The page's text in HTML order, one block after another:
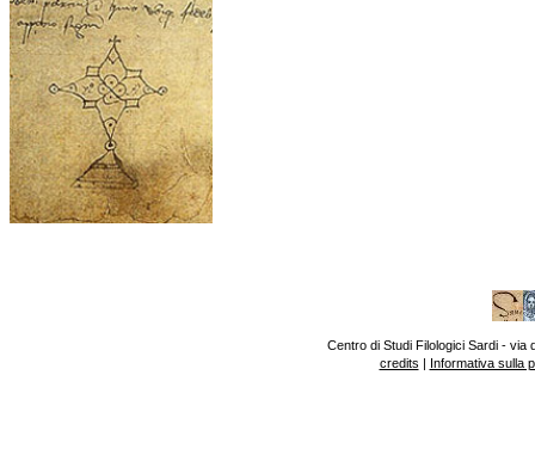
Centro di Studi Filologici Sardi - via
credits | Informativa sulla